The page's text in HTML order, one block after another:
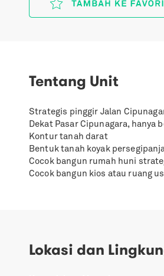
Tentang Unit
Strategis pinggir Jalan
Dekat Pasar Cipunagara, hanya
Kontur tanah darat
Bentuk tanah koyak
Cocok bangun rumah huni
Cocok bangun kios atau ruang
Lokasi dan